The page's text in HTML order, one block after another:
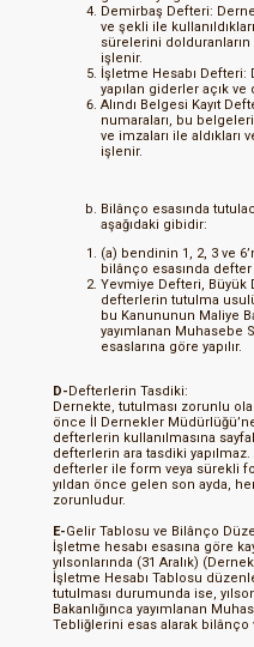
Demirbaş Defteri:
ve şekli ile
sürelerini
işlenir.
İşletme Hesabı Defteri:
yapılan giderler açık
Alındı Belgesi Kayıt
numaraları, bu
ve imzaları ile
işlenir.
Bilânço esasında
aşağıdaki gibidir:
(a) bendinin 1, 2, 3 ve
bilânço esasında
Yevmiye Defteri, Büyük
defterlerin tutulma
bu Kanununun Maliye
yayımlanan Muhasebe
esaslarına göre yapılır.
D-Defterlerin Tasdiki:
Dernekte, tutulması zorunlu
önce İl Dernekler
defterlerin kullanılmasına
defterlerin ara tasdiki
defterler ile form veya sürekli
yıldan önce gelen son ayda,
zorunludur.
E-Gelir Tablosu ve Bilânço
İşletme hesabı esasına göre
yılsonlarında (31 Aralık)
İşletme Hesabı Tablosu
tutulması durumunda ise,
Bakanlığınca yayımlanan
Tebliğlerini esas alarak